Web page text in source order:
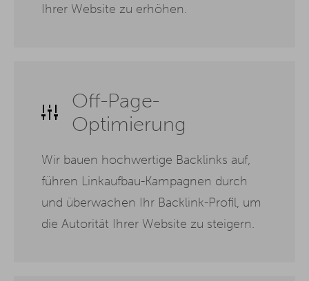
Ihrer Website zu erhöhen.
Off-Page-
Optimierung
Wir bauen hochwertige Backlinks auf,
führen Linkaufbau-Kampagnen durch
und überwachen Ihr Backlink-Profil, um
die Autorität Ihrer Website zu steigern.